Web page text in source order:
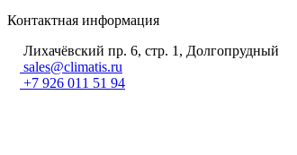
Контактная информация
Лихачёвский пр. 6, стр. 1, Долгопрудный
sales@climatis.ru
+7 926 011 51 94